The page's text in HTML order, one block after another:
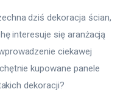
dziś dekoracja ścian,
interesuje się aranżacją
ciekawej
kupowane panele
dekoracji?